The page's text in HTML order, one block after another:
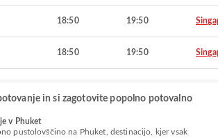
18:50 19:50
18:50 19:50
in si zagotovite popolno potovalno
v Phuket
pustolovščino na Phuket, destinacijo, kjer vsak